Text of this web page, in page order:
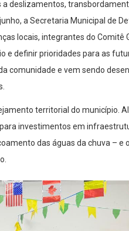
deslizamentos,
a Secretaria Municipal de
locais, integrantes do Comitê
e definir prioridades para as
comunidade e vem sendo
territorial do município.
investimentos em
das águas da chuva – e